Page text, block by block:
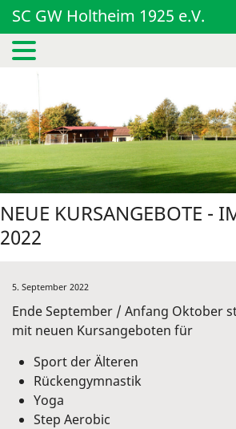
SC GW Holtheim 1925 e.V.
NEUE KURSANGEBOTE -
2022
5. September 2022
Ende September / Anfang Oktober
mit neuen Kursangeboten für
Sport der Älteren
Rückengymnastik
Yoga
Step Aerobic